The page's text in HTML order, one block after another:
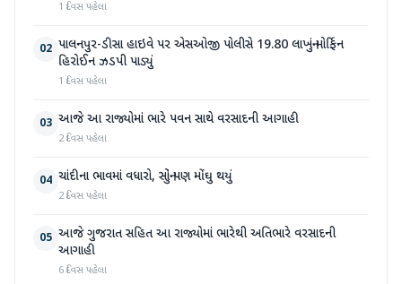
1 દિવસ પહેલા
02 પાલનપુર-ડીસા હાઇવે પર એસઓજી પોલીસે 19.80 લાખનું મોર્ફિન
હિરોઈન ઝડપી પાડ્યું
1 દિવસ પહેલા
03 આજે આ રાજ્યોમાં ભારે પવન સાથે વરસાદની આગાહી
2 દિવસ પહેલા
04 ચાંદીના ભાવમાં વધારો, સોનું પણ મોંઘુ થયું
2 દિવસ પહેલા
05 આજે ગુજરાત સહિત આ રાજ્યોમાં ભારેથી અતિભારે વરસાદની
આગાહી
6 દિવસ પહેલા